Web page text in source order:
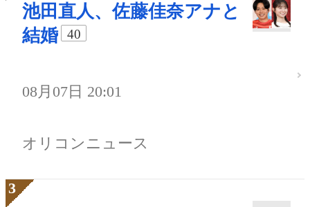
池田直人、佐藤佳奈アナと
結婚
40
08月07日 20:01
オリコンニュース